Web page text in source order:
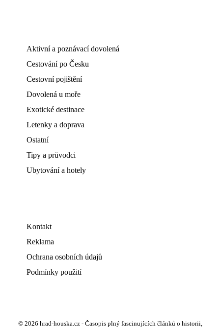
Aktivní a poznávací dovolená
Cestování po Česku
Cestovní pojištění
Dovolená u moře
Exotické destinace
Letenky a doprava
Ostatní
Tipy a průvodci
Ubytování a hotely
Kontakt
Reklama
Ochrana osobních údajů
Podmínky použití
© 2026 hrad-houska.cz - Časopis plný fascinujících článků o historii,